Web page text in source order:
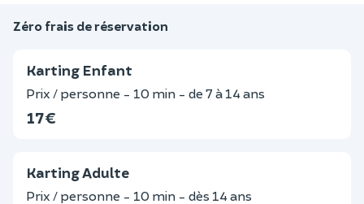
Zéro frais de réservation
Karting Enfant
Prix / personne - 10 min - de 7 à 14 ans
17 €
Karting Adulte
Prix / personne - 10 min - dès 14 ans